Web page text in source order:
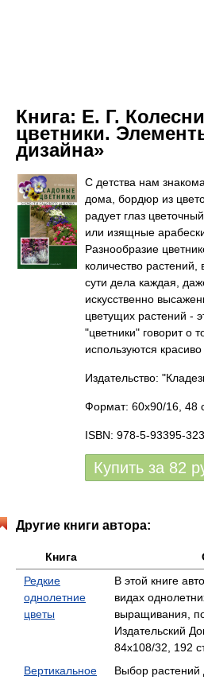
Книга: Е. Г.
цветники.
дизайна»
С детства нам
дома, бордюр из
радует глаз
или изящные арабески
Разнообразие
количество
сути дела каждая,
искусственно
цветущих растений -
"цветники" говорит о
используются
Издательство:
Формат: 60x90/16, 48
ISBN: 978-5-93395-
Купить за 82
Другие книги автора:
Книга
Редкие
однолетние
цветы
В этой книге
видах
выращивания,
Издательский
84x108/32, 192
Вертикальное
Выбор растений